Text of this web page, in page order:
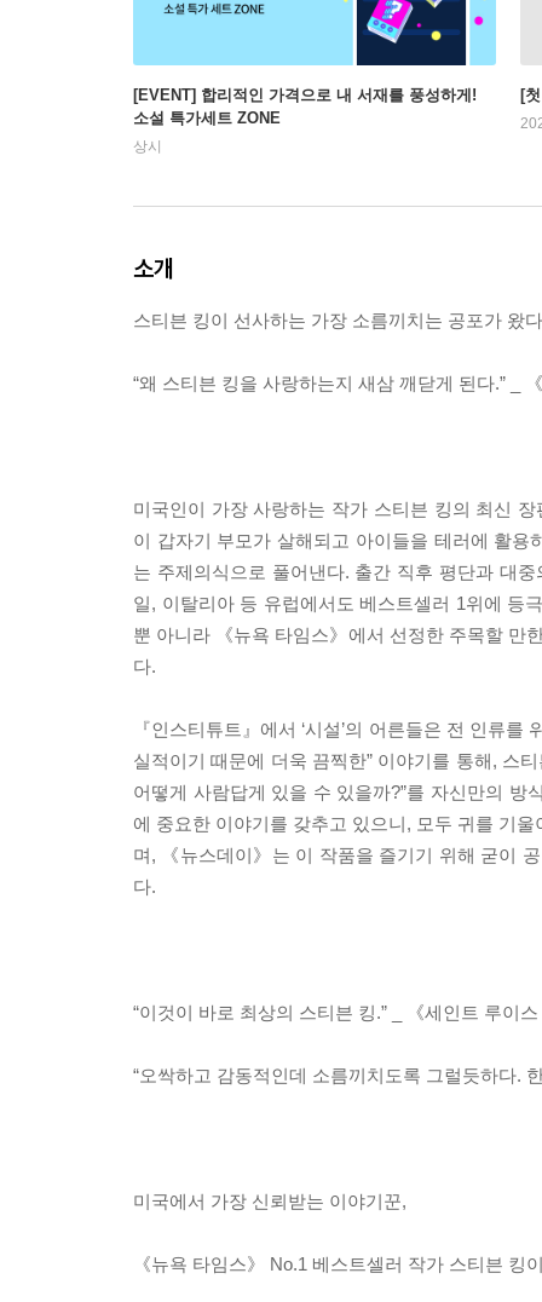
[EVENT] 합리적인 가격으로 내 서재를 풍성하게!
소설 특가세트 ZONE
상시
[
소개
스티븐 킹이 선사하는 가장 소름끼치는 공포가 왔
“왜 스티븐 킹을 사랑하는지 새삼 깨닫게 된다.” _
미국인이 가장 사랑하는 작가 스티븐 킹의 최신
이 갑자기 부모가 살해되고 아이들을 테러에 활
는 주제의식으로 풀어낸다. 출간 직후 평단과 대
일, 이탈리아 등 유럽에서도 베스트셀러 1위에 등
뿐 아니라 《뉴욕 타임스》에서 선정한 주목할 만
다.
『인스티튜트』에서 ‘시설’의 어른들은 전 인류
실적이기 때문에 더욱 끔찍한” 이야기를 통해, 스
어떻게 사람답게 있을 수 있을까?”를 자신만의
에 중요한 이야기를 갖추고 있으니, 모두 귀를 기
며, 《뉴스데이》는 이 작품을 즐기기 위해 굳이
다.
“이것이 바로 최상의 스티븐 킹.” _ 《세인트 루이
“오싹하고 감동적인데 소름끼치도록 그럴듯하다.
미국에서 가장 신뢰받는 이야기꾼,
《뉴욕 타임스》 No.1 베스트셀러 작가 스티븐 킹